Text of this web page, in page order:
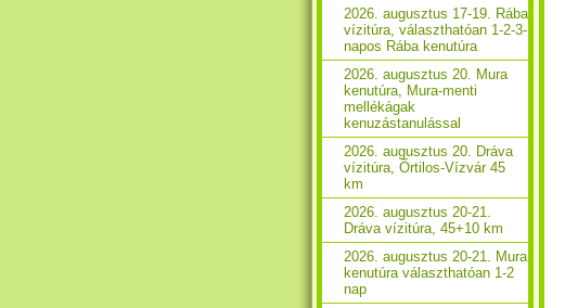
2026. augusztus 17-19. Rába
vízitúra, választhatóan 1-2-3-
napos Rába kenutúra
2026. augusztus 20. Mura
kenutúra, Mura-menti
mellékágak
kenuzástanulással
2026. augusztus 20. Dráva
vízitúra, Őrtilos-Vízvár 45
km
2026. augusztus 20-21.
Dráva vízitúra, 45+10 km
2026. augusztus 20-21. Mura
kenutúra választhatóan 1-2
nap